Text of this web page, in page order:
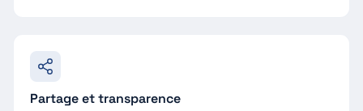
Partage et transparence